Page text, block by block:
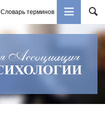
Словарь терминов Книги